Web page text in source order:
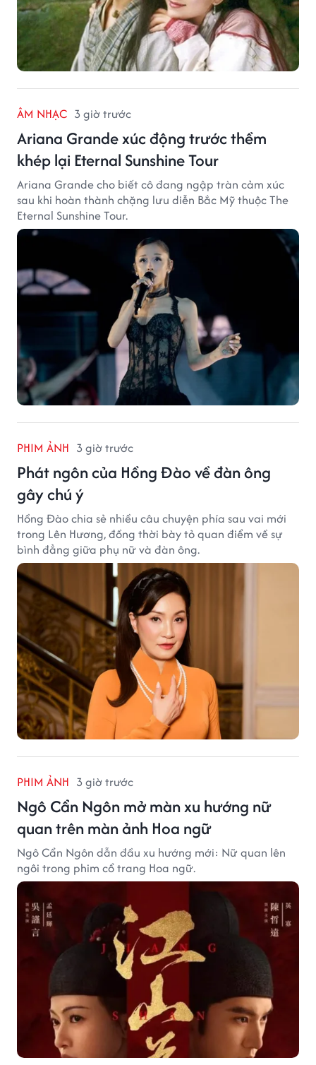
ÂM NHẠC 3 giờ trước
Ariana Grande xúc động trước thềm
khép lại Eternal Sunshine Tour
Ariana Grande cho biết cô đang ngập tràn cảm xúc
sau khi hoàn thành chặng lưu diễn Bắc Mỹ thuộc The
Eternal Sunshine Tour.
PHIM ẢNH 3 giờ trước
Phát ngôn của Hồng Đào về đàn ông
gây chú ý
Hồng Đào chia sẻ nhiều câu chuyện phía sau vai mới
trong Lên Hương, đồng thời bày tỏ quan điểm về sự
bình đẳng giữa phụ nữ và đàn ông.
PHIM ẢNH 3 giờ trước
Ngô Cẩn Ngôn mở màn xu hướng nữ
quan trên màn ảnh Hoa ngữ
Ngô Cẩn Ngôn dẫn đầu xu hướng mới: Nữ quan lên
ngôi trong phim cổ trang Hoa ngữ.